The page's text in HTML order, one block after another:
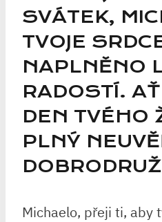
SVÁTEK,
TVOJE
NAPLNĚNO
RADOSTÍ.
DEN TVÉHO
PLNÝ
Michaelo, přeji ti, aby